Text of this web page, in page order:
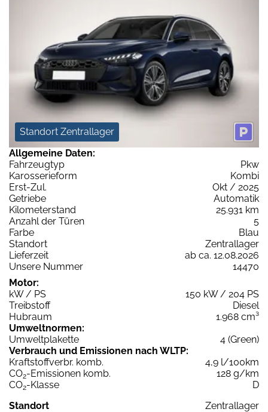
Standort Zentrallager
Allgemeine Daten:
Fahrzeugtyp
Pkw
Karosserieform
Kombi
Erst-Zul.
Okt / 2025
Getriebe
Automatik
Kilometerstand
25.931 km
Anzahl der Türen
5
Farbe
Blau
Standort
Zentrallager
Lieferzeit
ab ca. 12.08.2026
Unsere Nummer
14470
Motor:
kW / PS
150 kW / 204 PS
Treibstoff
Diesel
Hubraum
1.968 cm³
Umweltnormen:
Umweltplakette
4 (Green)
Verbrauch und Emissionen nach WLTP:
Kraftstoffverbr. komb.
4,9 l/100km
CO2-Emissionen komb.
128 g/km
CO2-Klasse
D
Standort
Zentrallager